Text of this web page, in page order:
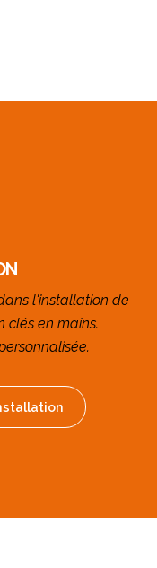
l'installation de
clés en mains.